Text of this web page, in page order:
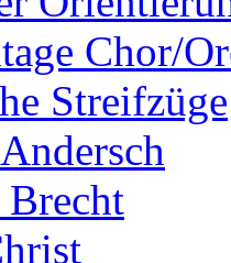
Chor/
Streifzüge